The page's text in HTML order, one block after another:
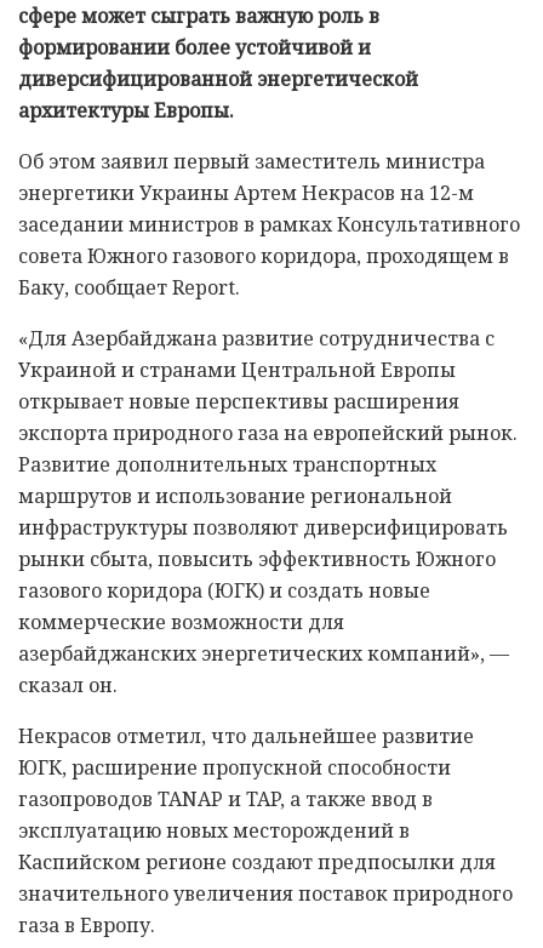
сфере может сыграть важную роль в
формировании более устойчивой и
диверсифицированной энергетической
архитектуры Европы.
Об этом заявил первый заместитель министра
энергетики Украины Артем Некрасов на 12-м
заседании министров в рамках Консультативного
совета Южного газового коридора, проходящем в
Баку, сообщает Report.
«Для Азербайджана развитие сотрудничества с
Украиной и странами Центральной Европы
открывает новые перспективы расширения
экспорта природного газа на европейский рынок.
Развитие дополнительных транспортных
маршрутов и использование региональной
инфраструктуры позволяют диверсифицировать
рынки сбыта, повысить эффективность Южного
газового коридора (ЮГК) и создать новые
коммерческие возможности для
азербайджанских энергетических компаний», —
сказал он.
Некрасов отметил, что дальнейшее развитие
ЮГК, расширение пропускной способности
газопроводов TANAP и TAP, а также ввод в
эксплуатацию новых месторождений в
Каспийском регионе создают предпосылки для
значительного увеличения поставок природного
газа в Европу.